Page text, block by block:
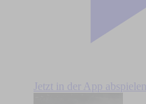
Jetzt in der App abspielen